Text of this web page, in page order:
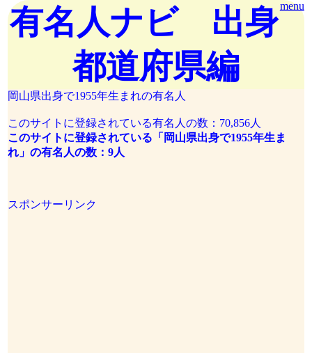
menu
有名人ナビ 出身
都道府県編
岡山県出身で1955年生まれの有名人
このサイトに登録されている有名人の数：70,856人
このサイトに登録されている「岡山県出身で1955年生ま
れ」の有名人の数：9人
スポンサーリンク